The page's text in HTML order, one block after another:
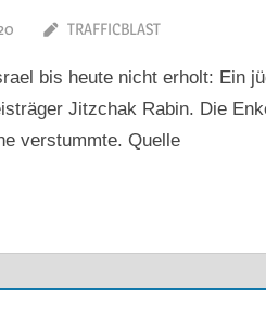
TRAFFICBLAST
bis heute nicht erholt: Ein
Jitzchak Rabin. Die
verstummte. Quelle